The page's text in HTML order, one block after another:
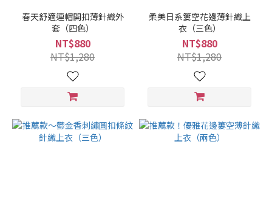
春天舒適連帽開扣薄針織外
套（四色）
NT$880
NT$1,280
柔美日系簍空花邊薄針織上
衣（三色）
NT$880
NT$1,280